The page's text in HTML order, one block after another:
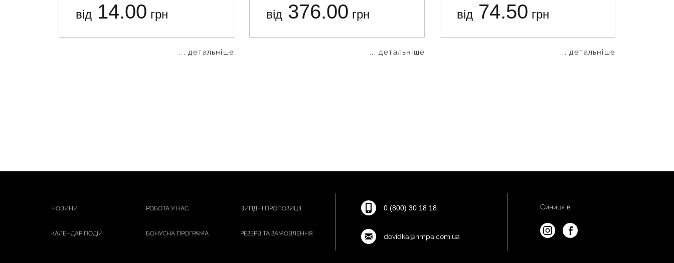
від 14.00 грн
... детальніше
від 376.00 грн
... детальніше
від 74.50 грн
... детальніше
НОВИНИ РОБОТА У НАС ВИГІДНІ ПРОПОЗИЦІЇ
КАЛЕНДАР ПОДІЙ БОНУСНА ПРОГРАМА РЕЗЕРВ ТА ЗАМОВЛЕННЯ
0 (800) 30 18 18
dovidka@hmpa.com.ua
Синиця в: